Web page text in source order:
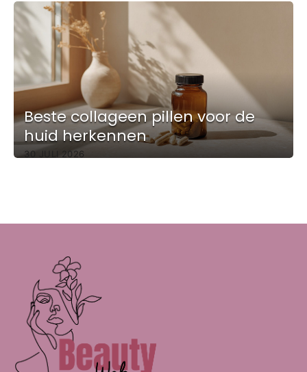
Beste collageen pillen voor de
huid herkennen
30 JULI 2026